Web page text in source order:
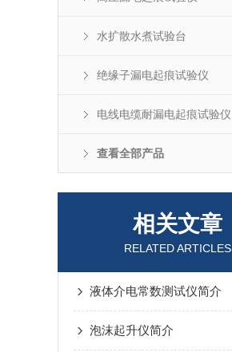
水扩散水煮试验台
绝缘子漏电起痕试验仪
电线电缆耐漏电起痕试验仪
查看全部产品
相关文章
RELATED ARTICLES
液体介电常数测试仪简介
泡沫起升仪简介